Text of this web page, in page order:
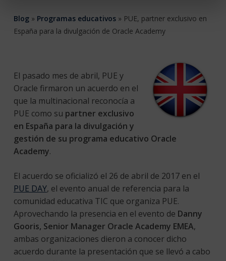
Blog» Programas educativos» PUE, partner exclusivo en
España para la divulgación de Oracle Academy
El pasado mes de abril, PUE y
Oracle firmaron un acuerdo en el
que la multinacional reconocía a
PUE como su partner exclusivo
en España para la divulgación y
gestión de su programa educativo Oracle
Academy.
El acuerdo se oficializó el 26 de abril de 2017 en el
PUE DAY, el evento anual de referencia para la
comunidad educativa TIC que organiza PUE.
Aprovechando la presencia en el evento de Danny
Gooris, Senior Manager Oracle Academy EMEA,
ambas organizaciones dieron a conocer dicho
acuerdo durante la presentación que se llevó a cabo